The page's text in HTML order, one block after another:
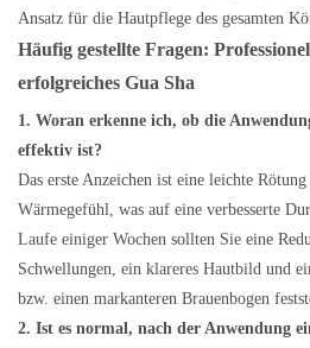
Ansatz für die Hautpflege des gesamten
Häufig gestellte Fragen:
erfolgreiches Gua Sha
1. Woran erkenne ich, ob die
effektiv ist?
Das erste Anzeichen ist eine leichte
Wärmegefühl, was auf eine verbesserte
Laufe einiger Wochen sollten Sie eine
Schwellungen, ein klareres Hautbild und
bzw. einen markanteren Brauenbogen
2. Ist es normal, nach der Anwendung